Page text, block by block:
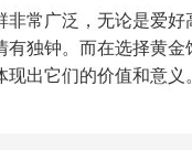
常广泛，无论是爱
独钟。而在选择黄
出它们的价值和意义。